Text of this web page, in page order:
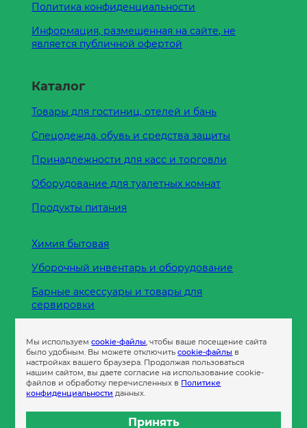
Политика конфиденциальности
Информация, размещенная на сайте, не
является публичной офертой
Каталог
Товары для гостиниц, отелей и бань
Спецодежда, обувь и средства защиты
Принадлежности для касс и торговли
Оборудование для туалетных комнат
Продукты питания
Химия бытовая
Уборочный инвентарь и оборудование
Барные аксессуары и товары для
сервировки
Пленка
Пакеты и сумки
Контейнеры
Мы используемcookie-файлы, чтобы ваше посещение сайта
было удобным. Вы можете отключитьcookie-файлы в
настройках вашего браузера. Продолжая пользоваться
нашим сайтом, вы даете согласие на использование cookie-
файлов и обработку перечисленных в Политике
конфиденциальности данных.
Принять